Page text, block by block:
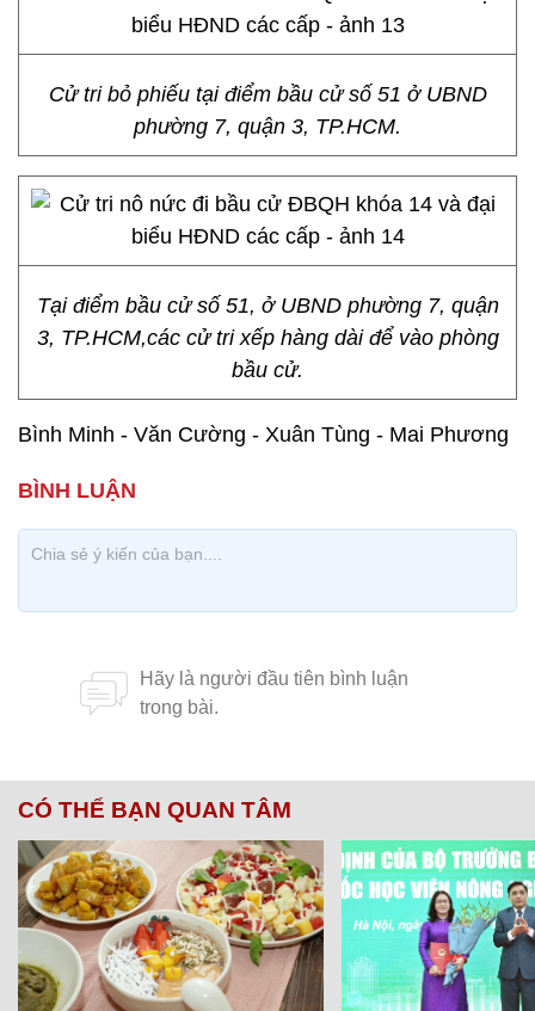
Cử tri bỏ phiếu tại điểm bầu cử số 51 ở UBND
phường 7, quận 3, TP.HCM.
Tại điểm bầu cử số 51, ở UBND phường 7, quận
3, TP.HCM,các cử tri xếp hàng dài để vào phòng
bầu cử.
Bình Minh - Văn Cường - Xuân Tùng - Mai Phương
CÓ THỂ BẠN QUAN TÂM